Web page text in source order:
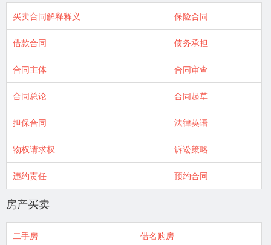
买卖合同解释释义 保险合同
借款合同 债务承担
合同主体 合同审查
合同总论 合同起草
担保合同 法律英语
物权请求权 诉讼策略
违约责任 预约合同
房产买卖
二手房 借名购房